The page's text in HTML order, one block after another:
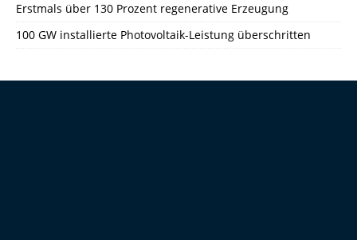
Erstmals über 130 Prozent regenerative Erzeugung
100 GW installierte Photovoltaik-Leistung überschritten